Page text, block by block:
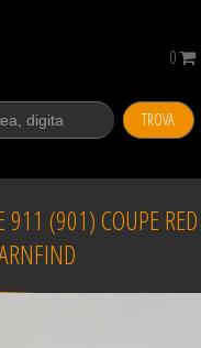
TROVA
0
(901) COUPE RED